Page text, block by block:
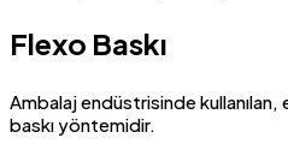
Flexo Baskı
Ambalaj endüstrisinde kullanılan,
baskı yöntemidir.